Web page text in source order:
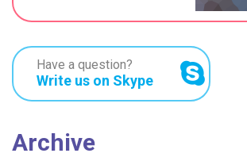
Have a question?
Write us on Skype
Archive